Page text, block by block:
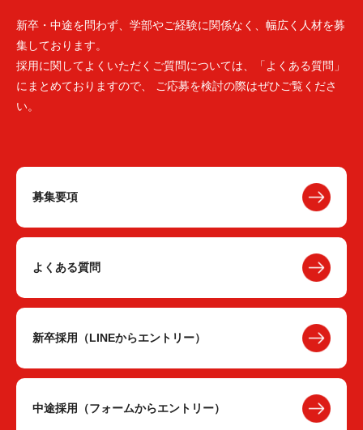
新卒・中途を問わず、学部やご経験に関係なく、幅広く人材を募
集しております。
採用に関してよくいただくご質問については、「よくある質問」
にまとめておりますので、 ご応募を検討の際はぜひご覧くださ
い。
募集要項
よくある質問
新卒採用（LINEからエントリー）
中途採用（フォームからエントリー）